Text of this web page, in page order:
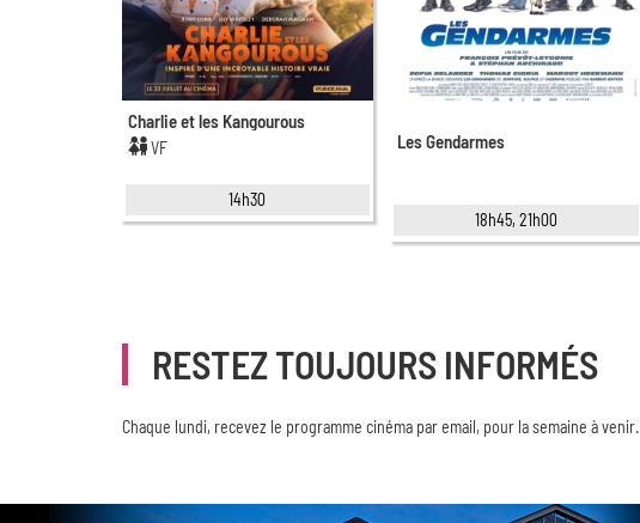
Charlie et les Kangourous
VF
14h30
Les Gendarmes
18h45, 21h00
RESTEZ TOUJOURS INFORMÉS
Chaque lundi, recevez le programme cinéma par email, pour la semaine à venir.